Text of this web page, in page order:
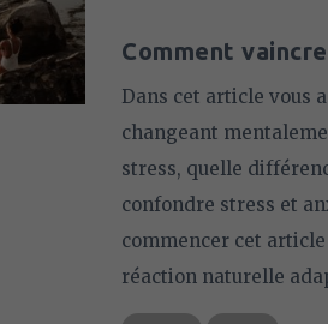
Comment
Dans cet article vous
changeant
stress, quelle
confondre stress et
commencer cet
réaction naturelle